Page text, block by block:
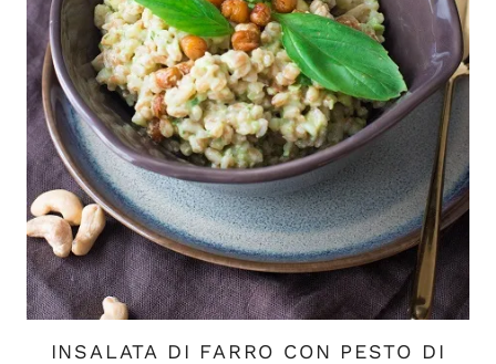
INSALATA DI FARRO CON PESTO DI